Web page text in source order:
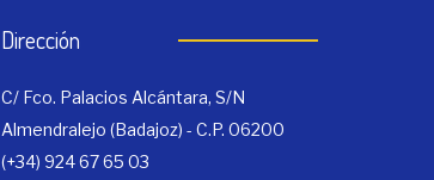
Dirección
C/ Fco. Palacios Alcántara, S/N
Almendralejo (Badajoz) - C.P. 06200
(+34) 924 67 65 03